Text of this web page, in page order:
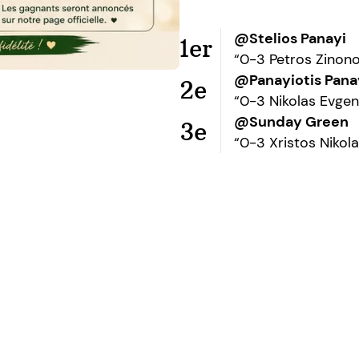
1er
@Stelios Panayi
“0-3 Petros
2e
@Panayiotis
“0-3 Nikolas
3e
@Sunday Green
“0-3 Xristos